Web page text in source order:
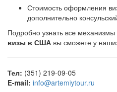
Стоимость оформления
дополнительно
Подробно узнать все механизмы
визы в США вы сможете у
Тел: (351) 219-09-05
E-mail: info@artemiytour.ru